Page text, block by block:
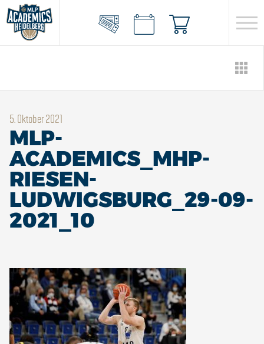
5. Oktober 2021
MLP-
ACADEMICS_MHP-
RIESEN-
LUDWIGSBURG_29-09-
2021_10